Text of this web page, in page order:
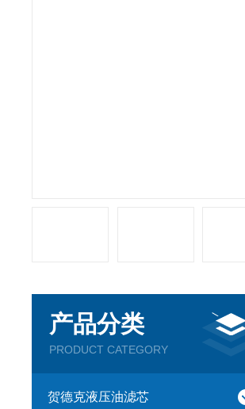
产品分类
PRODUCT CATEGORY
贺德克液压油滤芯